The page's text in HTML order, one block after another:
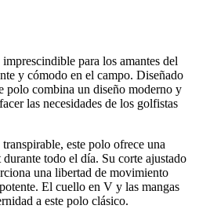
para los amantes del
y cómodo en el campo. Diseñado
polo combina un diseño moderno y
las necesidades de los golfistas
este polo ofrece una
todo el día. Su corte ajustado
una libertad de movimiento
El cuello en V y las mangas
a este polo clásico.